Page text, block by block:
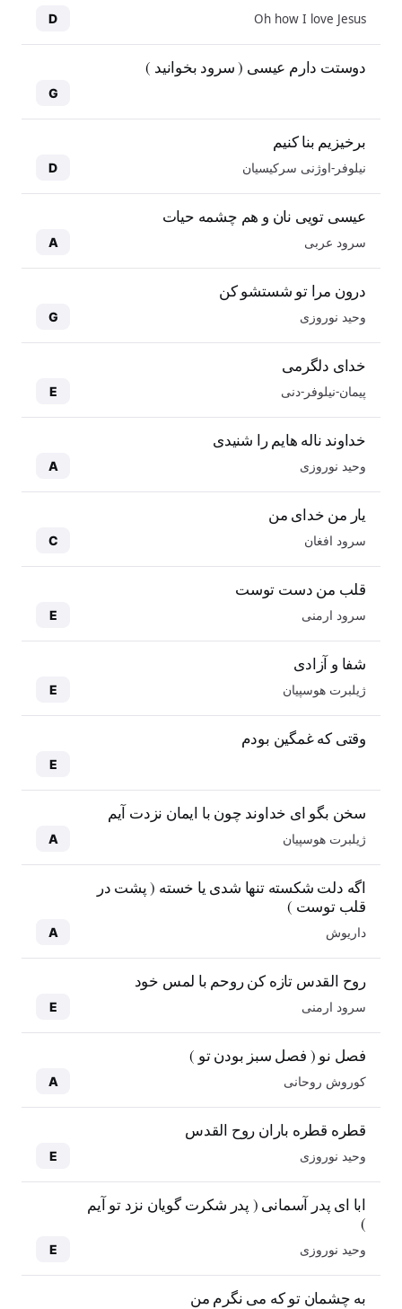
Oh how I love Jesus
D
دوستت دارم عیسی ( سرود بخوانید )
G
برخیزیم بنا کنیم
نیلوفر-اوژنی سرکیسیان D
عیسی تویی نان و هم چشمه حیات
سرود عربی A
درون مرا تو شستشو کن
وحید نوروزی G
خدای دلگرمی
پیمان-نیلوفر-دنی E
خداوند ناله هایم را شنیدی
وحید نوروزی A
یار من خدای من
سرود افغان C
قلب من دست توست
سرود ارمنی E
شفا و آزادی
ژیلبرت هوسپیان E
وقتی که غمگین بودم
E
سخن بگو ای خداوند چون با ایمان نزدت آیم
ژیلبرت هوسپیان A
اگه دلت شکسته تنها شدی یا خسته ( پشت در
قلب توست )
داریوش A
روح القدس تازه کن روحم با لمس خود
سرود ارمنی E
فصل نو ( فصل سبز بودن تو )
کوروش روحانی A
قطره قطره باران روح القدس
وحید نوروزی E
ابا ای پدر آسمانی ( پدر شکرت گویان نزد تو آیم
)
وحید نوروزی E
به چشمان تو که می نگرم من